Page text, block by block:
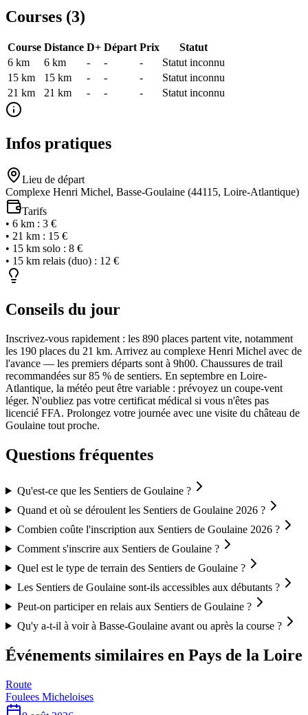
Courses (3)
Course Distance D+ Départ Prix
Statut
6 km
6 km - - -
Statut inconnu
15 km
15 km - - -
Statut inconnu
21 km
21 km - - - Statut inconnu
Infos pratiques
Lieu de départ
Complexe Henri Michel, Basse-Goulaine (44115, Loire-Atlantique)
Tarifs
• 6 km : 3 €
• 21 km : 15 €
• 15 km solo : 8 €
• 15 km relais (duo) : 12 €
Conseils du jour
Inscrivez-vous rapidement : les 890 places partent vite, notamment
les 190 places du 21 km. Arrivez au complexe Henri Michel avec de
l'avance — les premiers départs sont à 9h00. Chaussures de trail
recommandées sur 85 % de sentiers. En septembre en Loire-
Atlantique, la météo peut être variable : prévoyez un coupe-vent
léger. N'oubliez pas votre certificat médical si vous n'êtes pas
licencié FFA. Prolongez votre journée avec une visite du château de
Goulaine tout proche.
Questions fréquentes
Qu'est-ce que les Sentiers de Goulaine ?
Quand et où se déroulent les Sentiers de Goulaine 2026 ?
Combien coûte l'inscription aux Sentiers de Goulaine 2026 ?
Comment s'inscrire aux Sentiers de Goulaine ?
Quel est le type de terrain des Sentiers de Goulaine ?
Les Sentiers de Goulaine sont-ils accessibles aux débutants ?
Peut-on participer en relais aux Sentiers de Goulaine ?
Qu'y a-t-il à voir à Basse-Goulaine avant ou après la course ?
Événements similaires en Pays de la Loire
Route
Foulees Micheloises